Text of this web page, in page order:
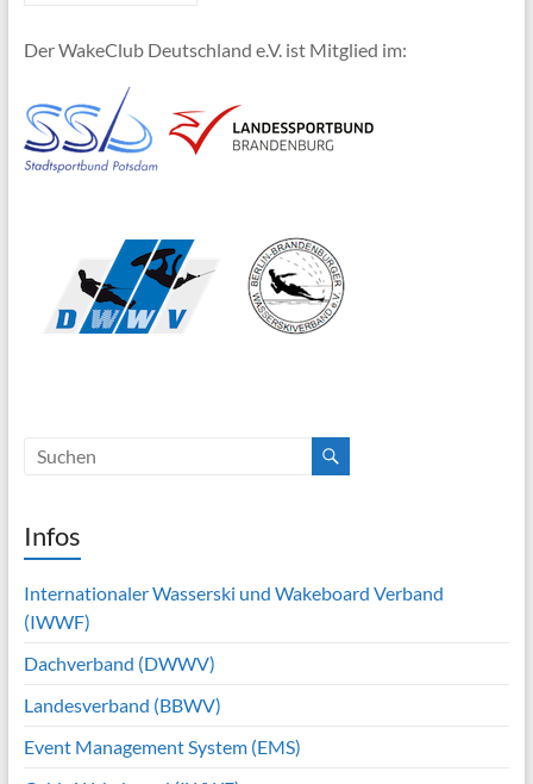
Der WakeClub Deutschland e.V. ist Mitglied im:
Infos
Internationaler Wasserski und Wakeboard Verband
(IWWF)
Dachverband (DWWV)
Landesverband (BBWV)
Event Management System (EMS)